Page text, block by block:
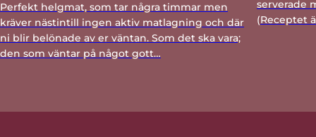
Perfekt helgmat, som tar några timmar men
kräver nästintill ingen aktiv matlagning och där
ni blir belönade av er väntan. Som det ska vara;
den som väntar på något gott…
serverade
(Receptet